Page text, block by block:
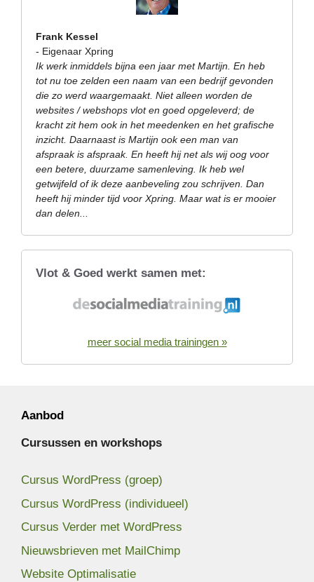
Frank Kessel
- Eigenaar Xpring
Ik werk inmiddels bijna een jaar met Martijn. En heb
tot nu toe zelden een naam van een bedrijf gevonden
die zo werd waargemaakt. Niet alleen worden de
websites / webshops vlot en goed opgeleverd; de
kracht zit hem ook in het meedenken en het grafische
inzicht. Daarnaast is Martijn ook een man van
afspraak is afspraak. En heeft hij net als wij oog voor
een betere, duurzame samenleving. Ik heb wel
getwijfeld of ik deze aanbeveling zou schrijven. Dan
heeft hij minder tijd voor Xpring. Maar wat is er mooier
dan delen...
Vlot & Goed werkt samen met:
meer social media trainingen »
Aanbod
Cursussen en workshops
Cursus WordPress (groep)
Cursus WordPress (individueel)
Cursus Verder met WordPress
Nieuwsbrieven met MailChimp
Website Optimalisatie